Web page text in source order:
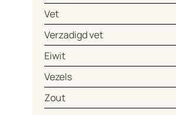
Vet
Verzadigd vet
Eiwit
Vezels
Zout